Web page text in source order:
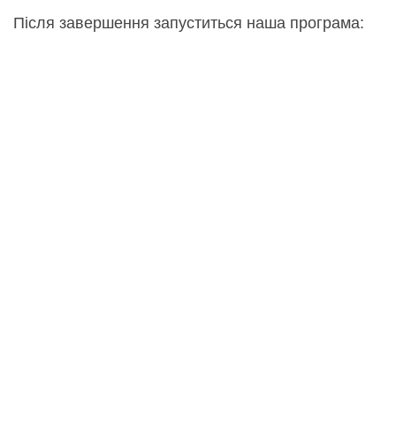
Після завершення запуститься наша програма: